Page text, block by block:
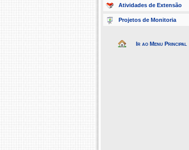
Atividades de Extensão
Projetos de Monitoria
Ir ao Menu Principal